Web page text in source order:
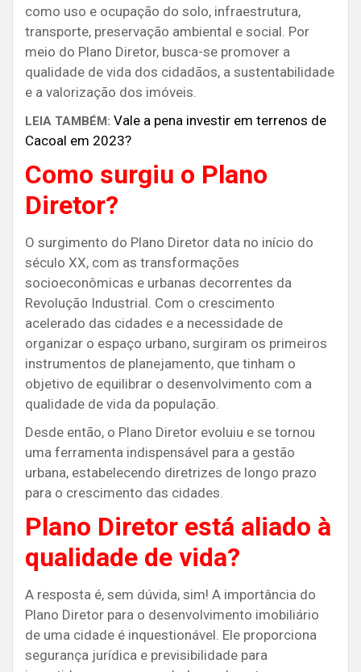
como uso e ocupação do solo, infraestrutura,
transporte, preservação ambiental e social. Por
meio do Plano Diretor, busca-se promover a
qualidade de vida dos cidadãos, a sustentabilidade
e a valorização dos imóveis.
LEIA TAMBÉM: Vale a pena investir em terrenos de
Cacoal em 2023?
Como surgiu o Plano
Diretor?
O surgimento do Plano Diretor data no início do
século XX, com as transformações
socioeconômicas e urbanas decorrentes da
Revolução Industrial. Com o crescimento
acelerado das cidades e a necessidade de
organizar o espaço urbano, surgiram os primeiros
instrumentos de planejamento, que tinham o
objetivo de equilibrar o desenvolvimento com a
qualidade de vida da população.
Desde então, o Plano Diretor evoluiu e se tornou
uma ferramenta indispensável para a gestão
urbana, estabelecendo diretrizes de longo prazo
para o crescimento das cidades.
Plano Diretor está aliado à
qualidade de vida?
A resposta é, sem dúvida, sim! A importância do
Plano Diretor para o desenvolvimento imobiliário
de uma cidade é inquestionável. Ele proporciona
segurança jurídica e previsibilidade para